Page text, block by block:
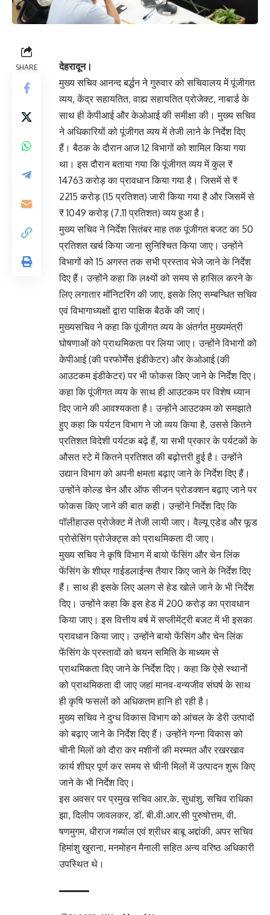
SHARE
देहरादून।
मुख्य सचिव आनन्द बर्द्धन ने गुरुवार को सचिवालय में पूंजीगत
व्यय, केंद्र सहायतित, वाह्य सहायतित प्रोजेक्ट, नाबार्ड के
साथ ही केपीआई और केओआई की समीक्षा की। मुख्य सचिव
ने अधिकारियों को पूंजीगत व्यय में तेजी लाने के निर्देश दिए
हैं। बैठक के दौरान आज 12 विभागों को शामिल किया गया
था। इस दौरान बताया गया कि पूंजीगत व्यय में कुल ₹
14763 करोड़ का प्रावधान किया गया है। जिसमें से ₹
2215 करोड़ (15 प्रतिशत) जारी किया गया है और जिसमें से
₹ 1049 करोड़ (7.11 प्रतिशत) व्यय हुआ है।
मुख्य सचिव ने निर्देश सितंबर माह तक पूंजीगत बजट का 50
प्रतिशत खर्च किया जाना सुनिश्चित किया जाए। उन्होंने
विभागों को 15 अगस्त तक सभी प्रस्ताव भेजे जाने के निर्देश
दिए हैं। उन्होंने कहा कि लक्ष्यों को समय से हासिल करने के
लिए लगातार मॉनिटरिंग की जाए, इसके लिए सम्बन्धित सचिव
एवं विभागाध्यक्षों द्वारा पाक्षिक बैठकें की जाएं।
मुख्यसचिव ने कहा कि पूंजीगत व्यय के अंतर्गत मुख्यमंत्री
घोषणाओं को प्राथमिकता पर लिया जाए। उन्होंने विभागों को
केपीआई (की परफोर्मेंस इंडीकेटर) और केओआई (की
आउटकम इंडीकेटर) पर भी फोकस किए जाने के निर्देश दिए।
कहा कि पूंजीगत व्यय के साथ ही आउटकम पर विशेष ध्यान
दिए जाने की आवश्यकता है। उन्होंने आउटकम को समझाते
हुए कहा कि पर्यटन विभाग ने जो व्यय किया है, उससे कितने
प्रतिशत विदेशी पर्यटक बढ़े हैं, या सभी प्रकार के पर्यटकों के
औसत स्टे में कितने प्रतिशत की बढ़ोत्तरी हुई है। उन्होंने
उद्यान विभाग को अपनी क्षमता बढ़ाए जाने के निर्देश दिए हैं।
उन्होंने कोल्ड चेन और ऑफ सीजन प्रोडक्शन बढ़ाए जाने पर
फोकस किए जाने की बात कही। उन्होंने निर्देश दिए कि
पॉलीहाउस प्रोजेक्ट में तेजी लायी जाए। वैल्यू एडेड और फूड
प्रोसेसिंग प्रोजेक्ट्स को प्राथमिकता दी जाए।
मुख्य सचिव ने कृषि विभाग में बायो फेंसिंग और चेन लिंक
फेंसिंग के शीघ्र गाईडलाईन्स तैयार किए जाने के निर्देश दिए
हैं। साथ ही इसके लिए अलग से हेड खोले जाने के भी निर्देश
दिए। उन्होंने कहा कि इस हेड में 200 करोड़ का प्रावधान
किया जाए। इस वित्तीय वर्ष में सप्लीमेंट्री बजट में भी इसका
प्रावधान किया जाए। उन्होंने बायो फेंसिंग और चेन लिंक
फेंसिंग के प्रस्तावों को चयन समिति के माध्यम से
प्राथमिकता दिए जाने के निर्देश दिए। कहा कि ऐसे स्थानों
को प्राथमिकता दी जाए जहां मानव-वन्यजीव संघर्ष के साथ
ही कृषि फसलों को अधिकतम हानि हो रही है।
मुख्य सचिव ने दुग्ध विकास विभाग को आंचल के डेरी उत्पादों
को बढ़ाए जाने के निर्देश दिए हैं। उन्होंने गन्ना विकास को
चीनी मिलों को दौरा कर मशीनों की मरम्मत और रखरखाव
कार्य शीघ्र पूर्ण कर समय से चीनी मिलों में उत्पादन शुरू किए
जाने के भी निर्देश दिए।
इस अवसर पर प्रमुख सचिव आर.के. सुधांशु, सचिव राधिका
झा, दिलीप जावलकर, डॉ. बी.वी.आर.सी पुरुषोत्तम, वी.
षणमुगम, धीराज गर्ब्याल एवं श्रीधर बाबू अद्दांकी, अपर सचिव
हिमांशु खुराना, मनमोहन मैनाली सहित अन्य वरिष्ठ अधिकारी
उपस्थित थे।